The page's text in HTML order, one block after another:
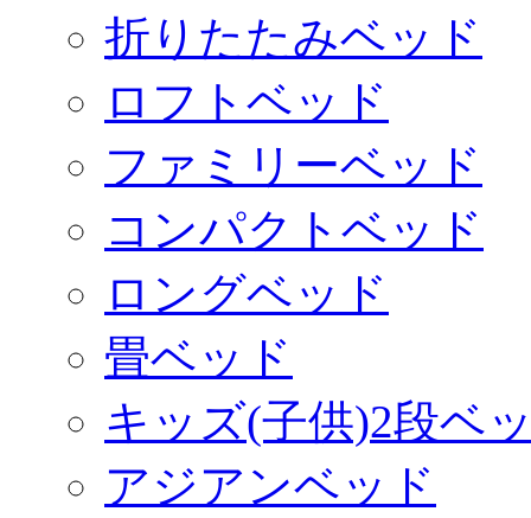
折りたたみベッド
ロフトベッド
ファミリーベッド
コンパクトベッド
ロングベッド
畳ベッド
キッズ(子供)2段ベ
アジアンベッド